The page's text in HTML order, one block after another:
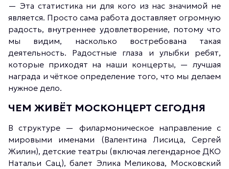
— Эта статистика ни для кого из нас значимой не
является. Просто сама работа доставляет огромную
радость, внутреннее удовлетворение, потому что
мы видим, насколько востребована такая
деятельность. Радостные глаза и улыбки ребят,
которые приходят на наши концерты, — лучшая
награда и чёткое определение того, что мы делаем
нужное дело.
ЧЕМ ЖИВЁТ МОСКОНЦЕРТ СЕГОДНЯ
В структуре — филармоническое направление с
мировыми именами (Валентина Лисица, Сергей
Жилин), детские театры (включая легендарное ДКО
Натальи Сац), балет Элика Меликова, Московский